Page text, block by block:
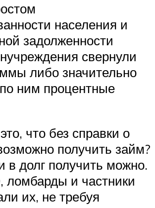
населения и
задолженности
свернули
либо значительно
ним процентные
что без справки о
получить займ?
в долг получить можно.
и частники
их, не требуя